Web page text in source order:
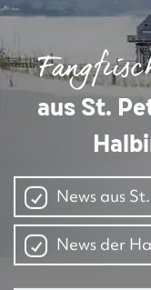
aus St.
News aus
News der